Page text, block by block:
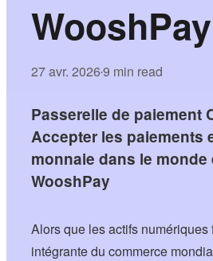
WooshPay
27 avr. 2026•9 min read
Passerelle de paiement
Accepter les paiements
monnaie dans le monde
WooshPay
Alors que les actifs numériques
intégrante du commerce